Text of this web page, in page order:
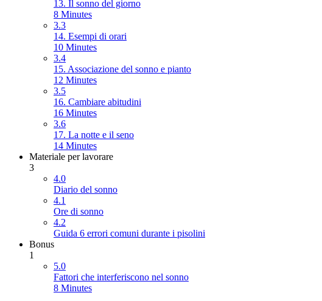
13. Il sonno del giorno
8 Minutes
3.3
14. Esempi di orari
10 Minutes
3.4
15. Associazione del sonno e pianto
12 Minutes
3.5
16. Cambiare abitudini
16 Minutes
3.6
17. La notte e il seno
14 Minutes
Materiale per lavorare
3
4.0
Diario del sonno
4.1
Ore di sonno
4.2
Guida 6 errori comuni durante i pisolini
Bonus
1
5.0
Fattori che interferiscono nel sonno
8 Minutes